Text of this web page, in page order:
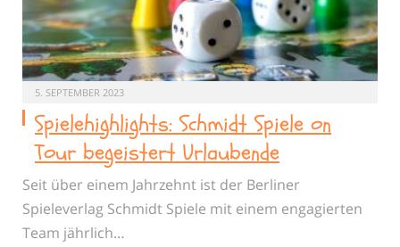
5. SEPTEMBER 2023
Spielehighlights: Schmidt Spiele on
Tour begeistert Urlaubende
Seit über einem Jahrzehnt ist der Berliner
Spieleverlag Schmidt Spiele mit einem engagierten
Team jährlich…